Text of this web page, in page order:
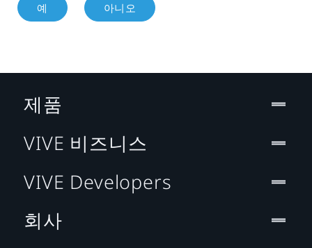
예 아니오
제품
VIVE 비즈니스
VIVE Developers
회사